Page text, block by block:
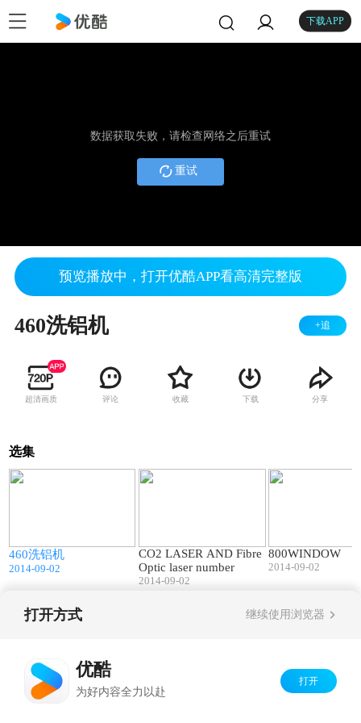
下载APP
数据获取失败，请检查网络之后重试
重试
预览播放中，打开优酷APP看高清完整版
460洗铝机 +追
超清画质 评论 收藏 下载 分享
选集
460洗铝机
2014-09-02
CO2 LASER AND Fibre
Optic laser number
2014-09-02
800WINDOW
2014-09-02
打开方式 继续使用浏览器
优酷
为好内容全力以赴
打开